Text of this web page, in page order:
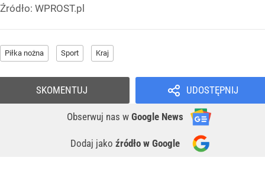
Źródło: WPROST.pl
Piłka nożna Sport Kraj
UDOSTĘPNIJ
Obserwuj nas w Google News
Dodaj jako źródło w Google
SKOMENTUJ